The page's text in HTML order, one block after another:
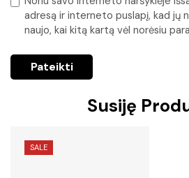
adresą ir interneto puslapį, kad jų
naujo, kai kitą kartą vėl norėsiu
Susiję
SALE